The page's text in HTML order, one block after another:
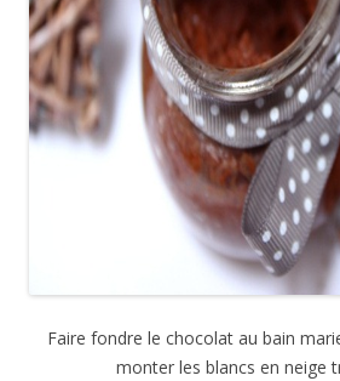
Faire fondre le chocolat au bain
monter les blancs en neige